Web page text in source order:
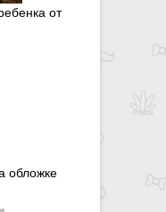
от
обложке